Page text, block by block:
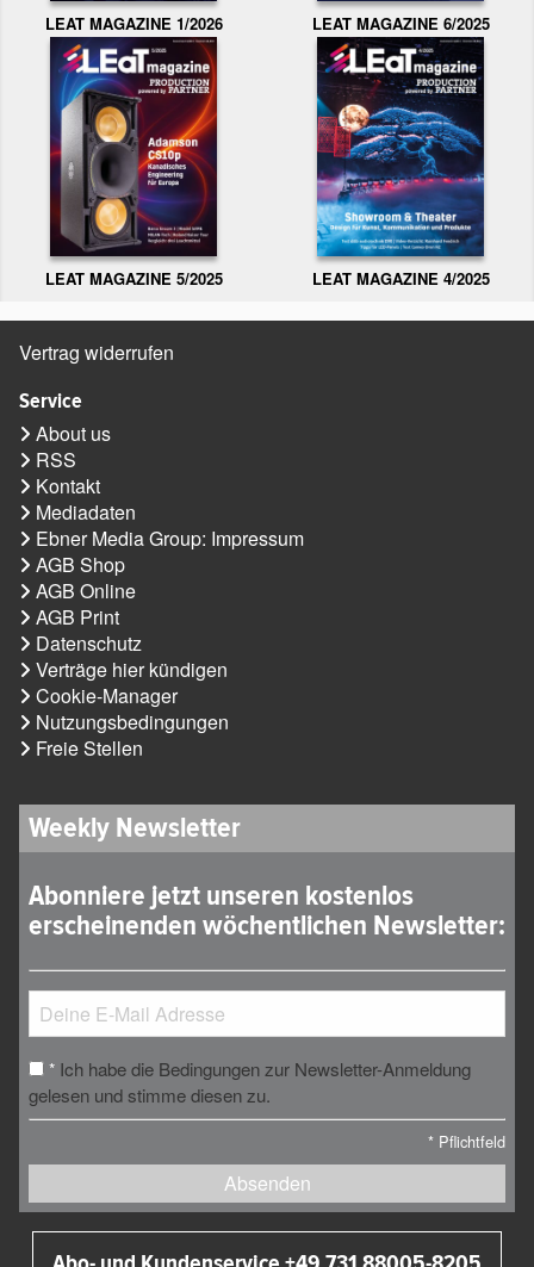
LEAT MAGAZINE 1/2026 LEAT MAGAZINE 6/2025
LEAT MAGAZINE 5/2025 LEAT MAGAZINE 4/2025
Vertrag widerrufen
Service
About us
RSS
Kontakt
Mediadaten
Ebner Media Group: Impressum
AGB Shop
AGB Online
AGB Print
Datenschutz
Verträge hier kündigen
Cookie-Manager
Nutzungsbedingungen
Freie Stellen
Weekly Newsletter
Abonniere jetzt unseren kostenlos
erscheinenden wöchentlichen Newsletter:
* Ich habe die Bedingungen zur Newsletter-Anmeldung
gelesen und stimme diesen zu.
* Pflichtfeld
Absenden